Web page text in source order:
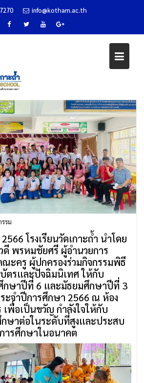
info@kotham.ac.th
กาศนียบัตรและปัจฉิม
พิธีมอบประกาศนียบัตรและปัจฉิมนิเทศ
รม
โรงเรียนวัดเกาะถ้ำ นำโดย
ดี พรหมชัยศรี ผู้อำนวยการ
ณะครู ผู้ปกครองร่วมกิจกรรมพิธี
ตรและปัจฉิมนิเทศ ให้กับ
กษาปีที่ 6 และมัธยมศึกษาปีที่ 3
ะจำปีการศึกษา 2566 ณ ห้อง
พื่อเป็นขวัญ กำลังใจให้กับ
กษาต่อในระดับที่สูงและประสบ
ารศึกษาในอนาคต